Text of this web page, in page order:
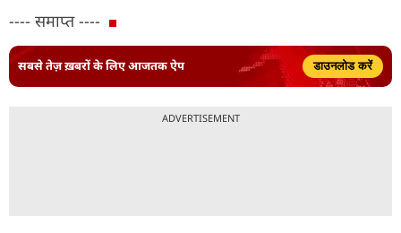
---- समाप्त ----
सबसे तेज़ ख़बरों के लिए आजतक ऐप डाउनलोड करें
ADVERTISEMENT